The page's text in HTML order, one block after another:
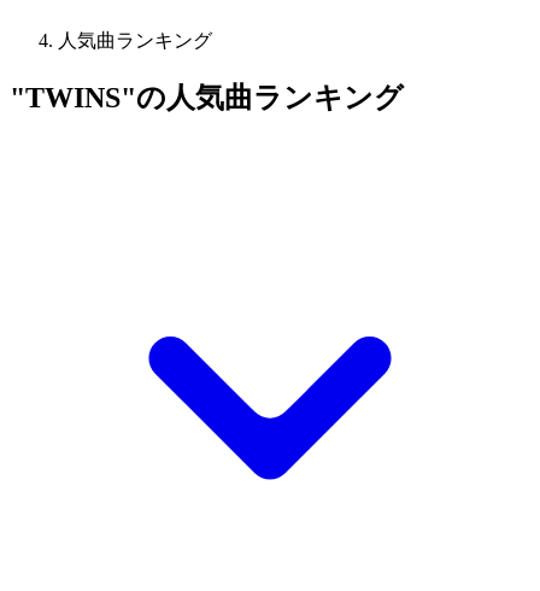
人気曲ランキング
"TWINS"の人気曲ランキング